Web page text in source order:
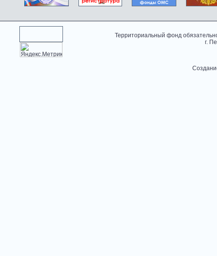
Территориальный фонд
г.